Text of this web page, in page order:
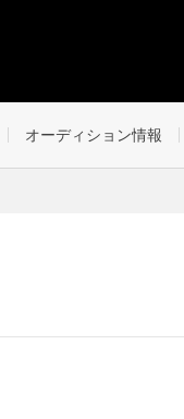
オーディション情報